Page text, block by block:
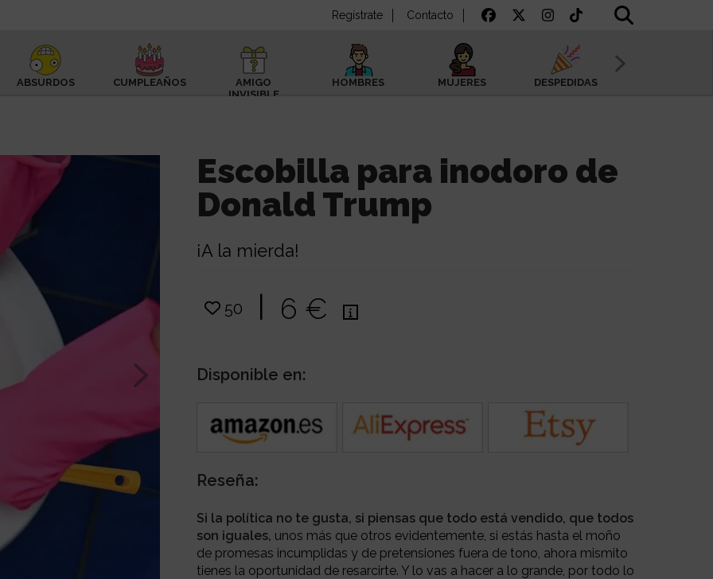
Regístrate Contacto
ABSURDOS CUMPLEAÑOS
AMIGO
INVISIBLE
HOMBRES MUJERES DESPEDIDAS
Escobilla para inodoro de
Donald Trump
¡A la mierda!
50 | 6 €
Disponible en:
Reseña:
Si la política no te gusta, si piensas que todo está vendido, que todos
son iguales, unos más que otros evidentemente, si estás hasta el moño
de promesas incumplidas y de pretensiones fuera de tono, ahora mismito
tienes la oportunidad de resarcirte. Y lo vas a hacer a lo grande, por todo lo